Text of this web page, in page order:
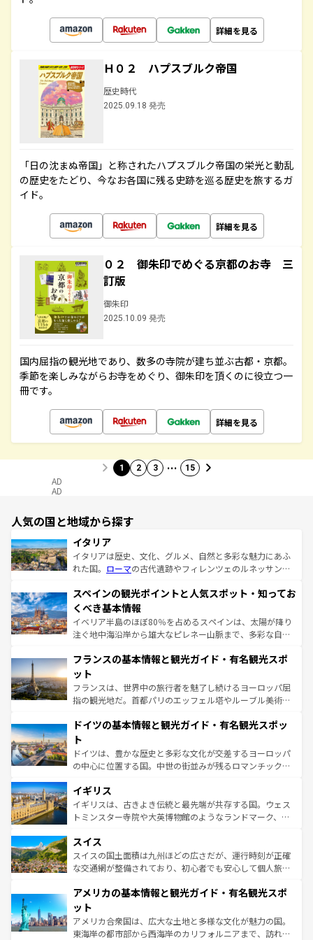
詳細を見る
Ｈ０２ ハプスブルク帝国
歴史時代
2025.09.18 発売
「日の沈まぬ帝国」と称されたハプスブルク帝国の栄光と動乱
の歴史をたどり、今なお各国に残る史跡を巡る歴史を旅するガ
イド。
詳細を見る
０２ 御朱印でめぐる京都のお寺 三
訂版
御朱印
2025.10.09 発売
国内屈指の観光地であり、数多の寺院が建ち並ぶ古都・京都。
季節を楽しみながらお寺をめぐり、御朱印を頂くのに役立つ一
冊です。
詳細を見る
1 2 3 … 15
AD
AD
人気の国と地域から探す
イタリア
イタリアは歴史、文化、グルメ、自然と多彩な魅力にあふ
れた国。 ローマの古代遺跡やフィレンツェのルネッサンス
ろん、トスカーナの美しい田園風景やアマルフィ海岸の絶
景など、自然景観も見逃せない。観光の合間には、本場の
ピザやパスタなど、絶品のイタリア料理を堪能することも
できる。朝目覚めてから夜眠るまで、すべての瞬間を楽し
なお、新着のイタリア情報はコンテンツ一覧を参照してほ
しい。
スペインの観光ポイントと人気スポット・知ってお
くべき基本情報
イベリア半島のほぼ80％を占めるスペインは、太陽が降り
注ぐ地中海沿岸から雄大なピレネー山脈まで、多彩な自然
文化が根付くこの国では、情熱的なフラメンコ、熱気あふ
れる闘牛、そして美味しいタパスが生活の一部となってい
る。首都マドリードの洗練された雰囲気や、バルセロナの
アートに溢れた街角から、地方では古代ローマ遺跡や中世
せる。地方によって風土や気候が異なるスペインはその個
ンテンツ一覧 を参照してほしい。
フランスの基本情報と観光ガイド・有名観光スポ
ット
フランスは、世界中の旅行者を魅了し続けるヨーロッパ屈
指の観光地だ。首都パリのエッフェル塔やルーブル美術館
で、幅広い魅力が詰まっている。華麗な宮殿、歴史的な大
聖堂、美しいビーチ、そして豊かな自然が、訪れる者を心
から魅了する。また、フランスは美食の国としても知ら
れ、フランス料理はユネスコ無形文化遺産にも登録されて
香り高いラベンダー畑など、多彩な楽しみ方が可能だ。さ
らに、パリ以外の地域にも魅力が溢れており、どの街角に
も豊かな歴史と文化が息づいている。パリ以外の個性あふ
を参照してほしい。
ドイツの基本情報と観光ガイド・有名観光スポッ
ト
ドイツは、豊かな歴史と多彩な文化が交差するヨーロッパ
の中心に位置する国。中世の街並みが残るロマンチック街
顔を持つこの国は、どこを歩いても飽きることがない。ベ
ルリンの文化的活気、バイエルン州のアルプスの絶景、そ
してライン川沿いのワイン畑といった風景は必見。ビール
は、お酒好きな人にはぜひ体験してほしい。 なお、新着の
ドイツ情報はコンテンツ一覧を参照してほしい。
イギリス
イギリスは、古きよき伝統と最先端が共存する国。ウェス
トミンスター寺院や大英博物館のようなランドマーク、歴
リアごとに異なる魅力がある。また、優雅なアフタヌーン
ティー、ビール好きにはたまらない英国パブ、サッカー観
戦など、本場だからこそできる体験も豊富。イギリスを旅
ンツ一覧を参照してほしい。
スイス
スイスの国土面積は九州ほどの広さだが、運行時刻が正確
な交通網が整備されており、初心者でも安心して個人旅行
の建物がそのまま残る町や、スイスならではのユニークな
博物館もあり、アルプス観光だけでなく町歩きも満喫する
ことができる。国民の所得が高いため物価も高いが、旅行
者向けの交通パス提供のサービスもあり、うまく活用すれ
アメリカの基本情報と観光ガイド・有名観光スポ
ット
アメリカ合衆国は、広大な土地と多様な文化が魅力の国。
東海岸の都市部から西海岸のカリフォルニアまで、訪れる